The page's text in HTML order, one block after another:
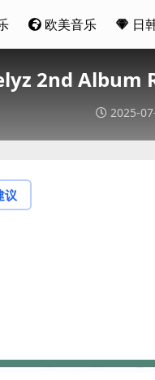
欧美音乐 日
2nd Album
2025-
议